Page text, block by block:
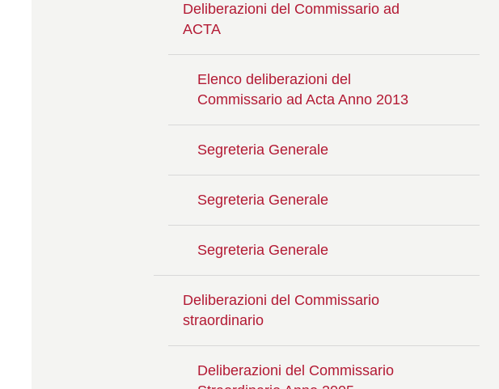
Deliberazioni del Commissario ad
ACTA
Elenco deliberazioni del
Commissario ad Acta Anno 2013
Segreteria Generale
Segreteria Generale
Segreteria Generale
Deliberazioni del Commissario
straordinario
Deliberazioni del Commissario